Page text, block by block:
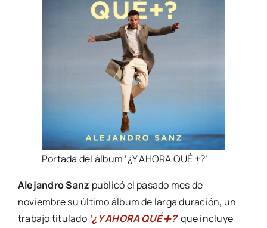
Portada del álbum ‘¿Y AHORA QUÉ +?’
Alejandro Sanz publicó el pasado mes de
noviembre su último álbum de larga duración, un
trabajo titulado ‘¿Y AHORA QUÉ ➕?‘ que incluye